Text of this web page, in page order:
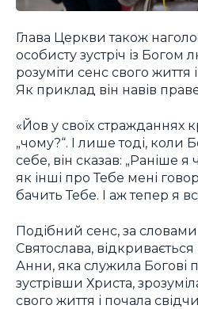
Глава Церкви також
особисту зустріч із
розуміти сенс свого життя
Як приклад він навів
«Йов у своїх стражданнях
„чому?“. І лише тоді, коли
себе, він сказав: „Раніше я
як інші про Тебе мені
бачить Тебе. І аж тепер я
Подібний сенс, за
Святослава, відкривається
Анни, яка служила Богові
зустрівши Христа,
свого життя і почала